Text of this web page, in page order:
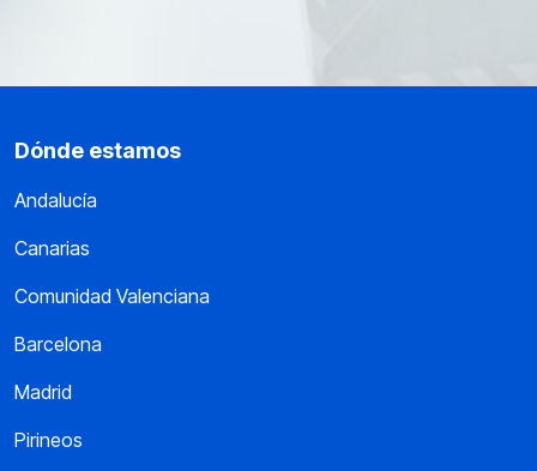
Dónde estamos
Andalucía
Canarias
Comunidad Valenciana
Barcelona
Madrid
Pirineos